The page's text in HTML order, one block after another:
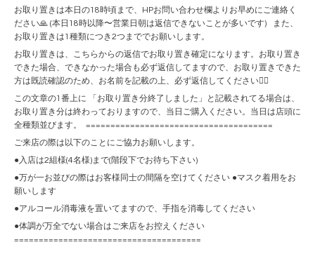
お取り置きは本日の18時頃まで、HPお問い合わせ欄よりお早めにご連絡く
ださい🙏 (本日18時以降〜営業日朝は返信できないことが多いです) また、
お取り置きは1種類につき2つまででお願いします。
お取り置きは、こちらからの返信でお取り置き確定になります。お取り置き
できた場合、できなかった場合も必ず返信してますので、お取り置きできた
方は既読確認のため、お名前を記載の上、必ず返信してください🙇‍♀️
この文章の1番上に 「お取り置き分終了しました」と記載されてる場合は、
お取り置き分は終わっておりますので、当日ご購入ください。当日は店頭に
全種類並びます。 ======================================
ご来店の際は以下のことにご協力お願いします。
●入店は2組様(4名様)まで(階段下でお待ち下さい)
●万が一お並びの際はお客様同士の間隔を空けてください ●マスク着用をお
願いします
●アルコール消毒液を置いてますので、手指を消毒してください
●体調が万全でない場合はご来店をお控えください
======================================